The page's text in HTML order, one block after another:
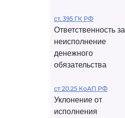
ст. 395 ГК РФ
Ответственность за
неисполнение
денежного
обязательства
ст 20.25 КоАП РФ
Уклонение от
исполнения